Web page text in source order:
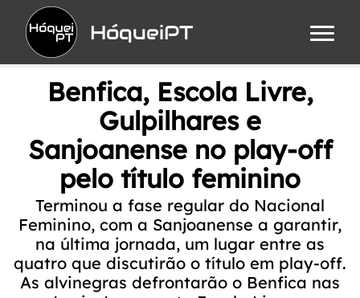
HóqueiPT
Benfica, Escola Livre,
Gulpilhares e
Sanjoanense no play-off
pelo título feminino
Terminou a fase regular do Nacional
Feminino, com a Sanjoanense a garantir,
na última jornada, um lugar entre as
quatro que discutirão o título em play-off.
As alvinegras defrontarão o Benfica nas